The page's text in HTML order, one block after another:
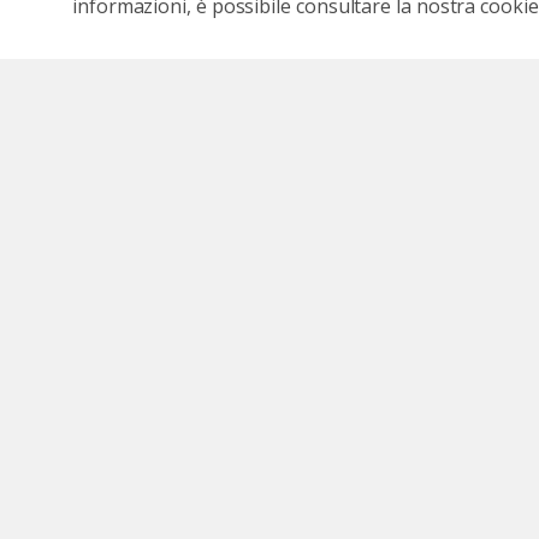
informazioni, è possibile consultare la nostra